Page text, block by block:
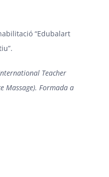
“Edubalart
Teacher
Massage). Formada a